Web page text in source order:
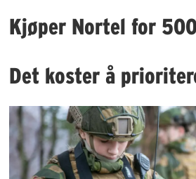
Kjøper Nortel for
Det koster å